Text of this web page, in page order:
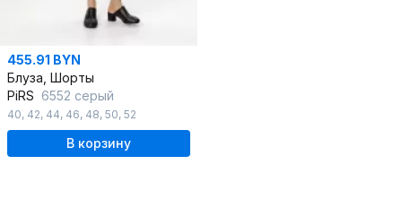
455.91 BYN
Блуза, Шорты
PiRS 6552 серый
40, 42, 44, 46, 48, 50, 52
В корзину